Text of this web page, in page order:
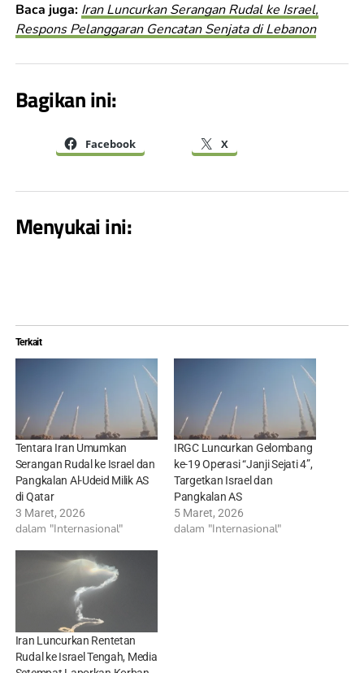
Baca juga: Iran Luncurkan Serangan Rudal ke Israel,
Respons Pelanggaran Gencatan Senjata di Lebanon
Bagikan ini:
Facebook X
Menyukai ini:
Terkait
Tentara Iran Umumkan
Serangan Rudal ke Israel dan
Pangkalan Al-Udeid Milik AS
di Qatar
3 Maret, 2026
dalam "Internasional"
IRGC Luncurkan Gelombang
ke-19 Operasi “Janji Sejati 4”,
Targetkan Israel dan
Pangkalan AS
5 Maret, 2026
dalam "Internasional"
Iran Luncurkan Rentetan
Rudal ke Israel Tengah, Media